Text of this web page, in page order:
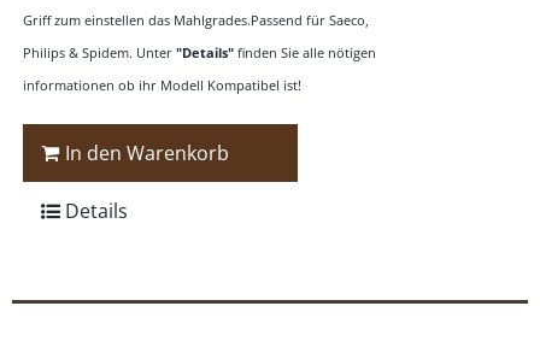
Griff zum einstellen das Mahlgrades.Passend für Saeco,
Philips & Spidem. Unter "Details"finden Sie alle nötigen
informationen ob ihr Modell Kompatibel ist!
In den Warenkorb
Details